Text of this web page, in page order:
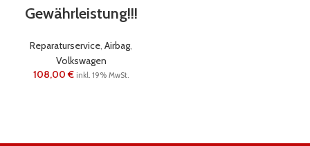
Gewährleistung!!!
Reparaturservice, Airbag,
Volkswagen
108,00€ inkl. 19% MwSt.